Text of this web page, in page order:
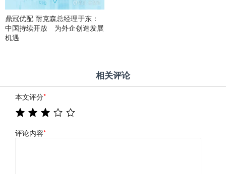
鼎冠优配 耐克森总经理于东：
中国持续开放 为外企创造发展
机遇
相关评论
本文评分*
评论内容*